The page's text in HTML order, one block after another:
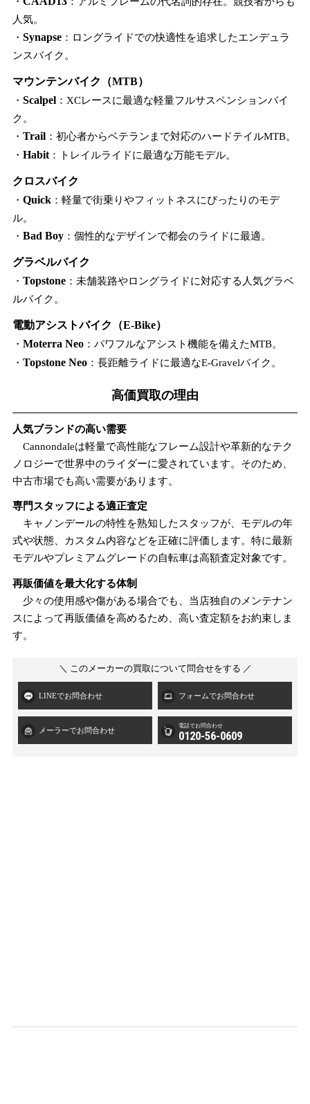
人気。
・ Synapse：ロングライドでの快適性を追求したエンデュラ
ンスバイク。
マウンテンバイク（MTB）
・ Scalpel：XCレースに最適な軽量フルサスペンションバイ
ク。
・ Trail：初心者からベテランまで対応のハードテイルMTB。
・ Habit：トレイルライドに最適な万能モデル。
クロスバイク
・ Quick：軽量で街乗りやフィットネスにぴったりのモデ
ル。
・ Bad Boy：個性的なデザインで都会のライドに最適。
グラベルバイク
・ Topstone：未舗装路やロングライドに対応する人気グラベ
ルバイク。
電動アシストバイク（E-Bike）
・ Moterra Neo：パワフルなアシスト機能を備えたMTB。
・ Topstone Neo：長距離ライドに最適なE-Gravelバイク。
高価買取の理由
人気ブランドの高い需要
Cannondaleは軽量で高性能なフレーム設計や革新的なテク
ノロジーで世界中のライダーに愛されています。そのため、
中古市場でも高い需要があります。
専門スタッフによる適正査定
キャノンデールの特性を熟知したスタッフが、モデルの年
式や状態、カスタム内容などを正確に評価します。特に最新
モデルやプレミアムグレードの自転車は高額査定対象です。
再販価値を最大化する体制
少々の使用感や傷がある場合でも、当店独自のメンテナン
スによって再販価値を高めるため、高い査定額をお約束しま
す。
＼ このメーカーの買取について問合せをする ／
LINEでお問合わせ フォームでお問合わせ
メーラーでお問合わせ 電話でお問合わせ
0120-56-0609